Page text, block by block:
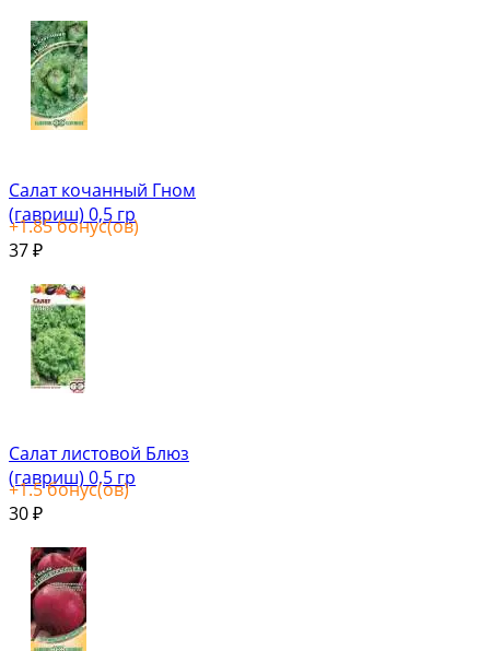
Салат кочанный Гном
(гавриш) 0,5 гр
+1.85бонус(ов)
37 ₽
Салат листовой Блюз
(гавриш) 0,5 гр
+1.5бонус(ов)
30 ₽